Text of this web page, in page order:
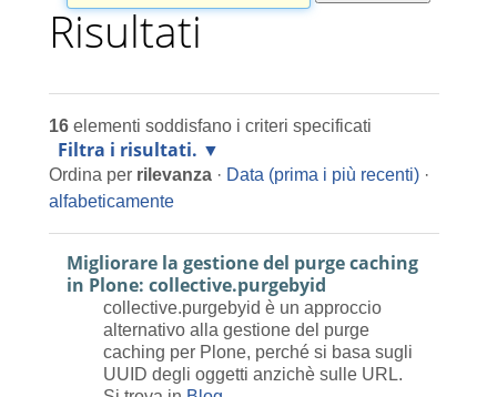
Bioinformatica
Progettazione
Programmazione
Risultati
16 elementi soddisfano i criteri specificati
Filtra i risultati.
Ordina per rilevanza · Data (prima i più recenti) ·
alfabeticamente
Migliorare la gestione del purge caching
in Plone: collective.purgebyid
collective.purgebyid è un approccio
alternativo alla gestione del purge
caching per Plone, perché si basa sugli
UUID degli oggetti anzichè sulle URL.